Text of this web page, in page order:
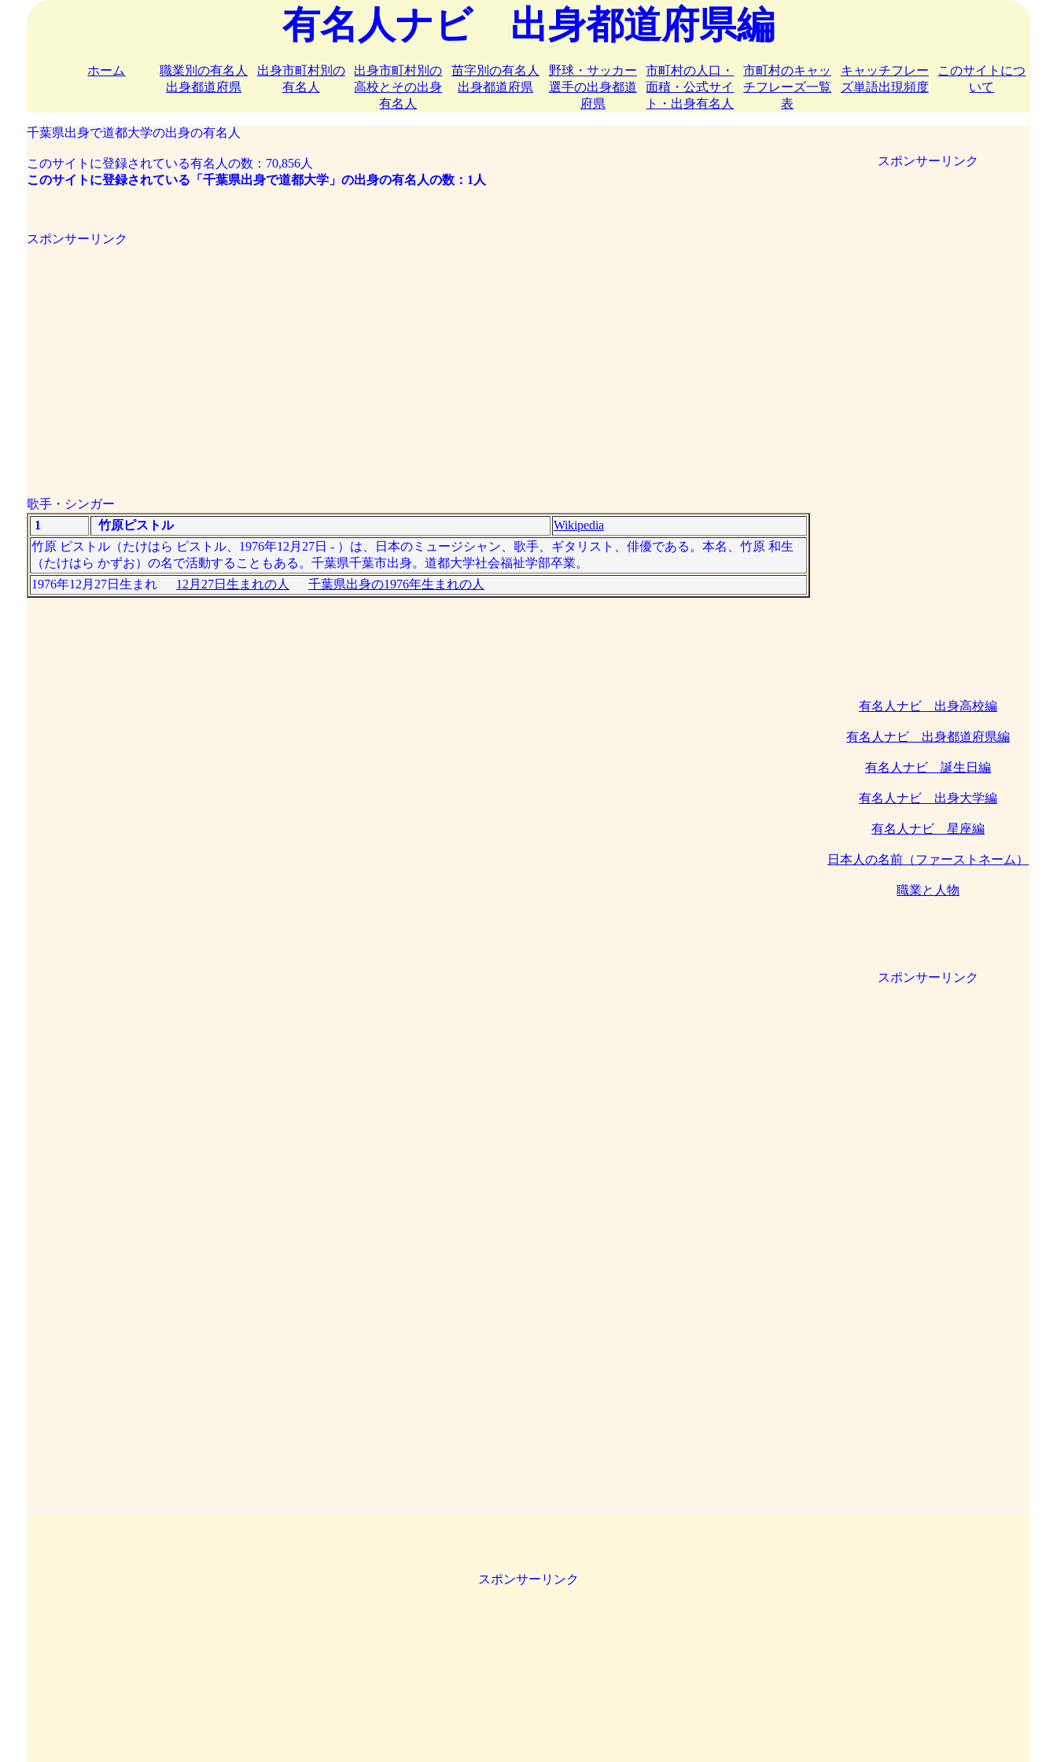
有名人ナビ 出身都道府県編
ホーム
職業別の有名人
出身都道府県
出身市町村別の
有名人
出身市町村別の
高校とその出身
有名人
苗字別の有名人
出身都道府県
野球・サッカー
選手の出身都道
府県
市町村の人口・
面積・公式サイ
ト・出身有名人
市町村のキャッ
チフレーズ一覧
表
キャッチフレー
ズ単語出現頻度
このサイトにつ
いて
千葉県出身で道都大学の出身の有名人
このサイトに登録されている有名人の数：70,856人
このサイトに登録されている「千葉県出身で道都大学」の出身の有名人の数：1人
スポンサーリンク
歌手・シンガー
1
竹原ピストル
Wikipedia
竹原 ピストル（たけはら ピストル、1976年12月27日 - ）は、日本のミュージシャン、歌手、ギタリスト、俳優である。本名、竹原 和生
（たけはら かずお）の名で活動することもある。千葉県千葉市出身。道都大学社会福祉学部卒業。
1976年12月27日生まれ 12月27日生まれの人 千葉県出身の1976年生まれの人
スポンサーリンク
有名人ナビ 出身高校編
有名人ナビ 出身都道府県編
有名人ナビ 誕生日編
有名人ナビ 出身大学編
有名人ナビ 星座編
日本人の名前（ファーストネーム）
職業と人物
スポンサーリンク
スポンサーリンク